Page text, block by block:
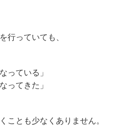
行っていても、
っている」
ってきた」
ことも少なくありません。